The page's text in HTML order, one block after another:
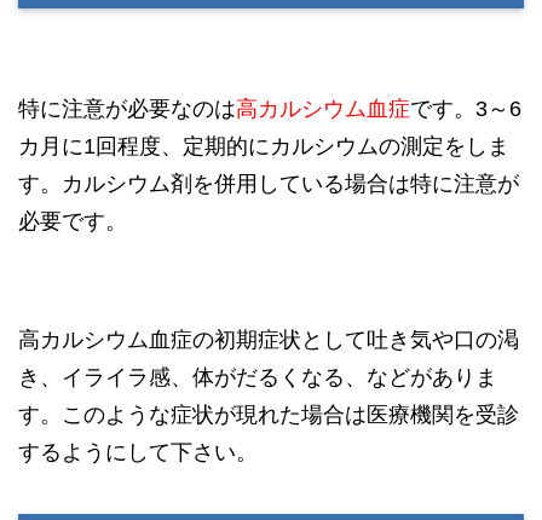
特に注意が必要なのは高カルシウム血症です。3～6
カ月に1回程度、定期的にカルシウムの測定をしま
す。カルシウム剤を併用している場合は特に注意が
必要です。
高カルシウム血症の初期症状として吐き気や口の渇
き、イライラ感、体がだるくなる、などがありま
す。このような症状が現れた場合は医療機関を受診
するようにして下さい。